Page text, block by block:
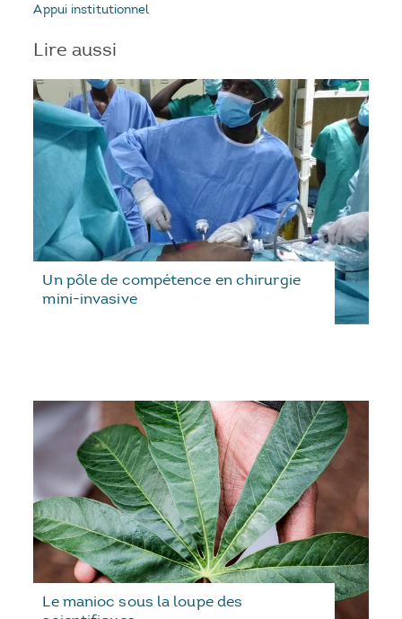
Appui institutionnel
Lire aussi
Un pôle de compétence en chirurgie
mini-invasive
Le manioc sous la loupe des